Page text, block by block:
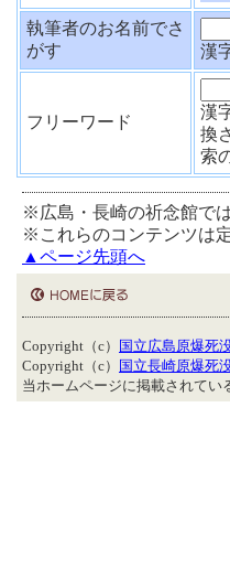
執筆者のお名前でさ
がす
漢
フリーワード
漢
換
索
※広島・長崎の祈念館で
※これらのコンテンツは
▲ページ先頭へ
Copyright（c）
国立広島原爆死
Copyright（c）
国立長崎原爆死
当ホームページに掲載されてい